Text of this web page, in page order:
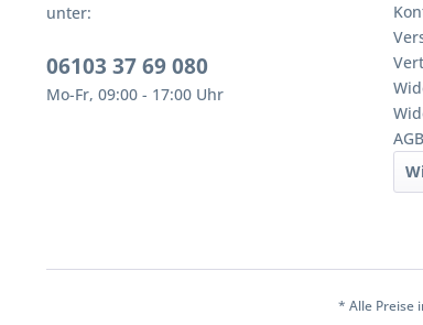
unter:
06103 37 69 080
Mo-Fr, 09:00 - 17:00 Uhr
AGB
* Alle Preise